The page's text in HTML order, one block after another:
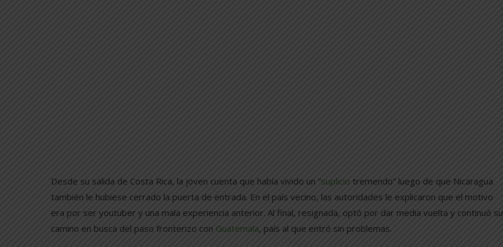
Desde su salida de Costa Rica, la joven cuenta que había vivido un “suplicio tremendo” luego de que Nicaragua
también le hubiese cerrado la puerta de entrada. En el país vecino, las autoridades le explicaron que el motivo
era por ser youtuber y una mala experiencia anterior. Al final, resignada, optó por dar media vuelta y continuó su
camino en busca del paso fronterizo con Guatemala, país al que entró sin problemas.